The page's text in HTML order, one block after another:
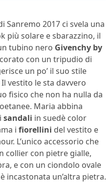
Sanremo 2017 ci svela una
più solare e sbarazzino, il
tubino nero Givenchy by
con un tripudio di
un po’ il suo stile
vestito le sta davvero
fisico che non ha nulla da
Maria abbina
sandali in suedè color
i fiorellini del vestito e
L’unico accessorio che
collier con pietre gialle,
e con un ciondolo ovale
incastonata un’altra pietra.